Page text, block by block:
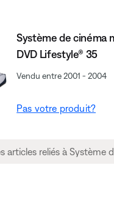
Système de cinéma
DVD Lifestyle® 35
Vendu entre 2001 - 2004
Pas votre produit?